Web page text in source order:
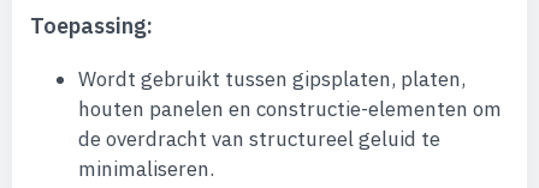
Toepassing:
Wordt gebruikt tussen gipsplaten, platen,
houten panelen en constructie-elementen om
de overdracht van structureel geluid te
minimaliseren.